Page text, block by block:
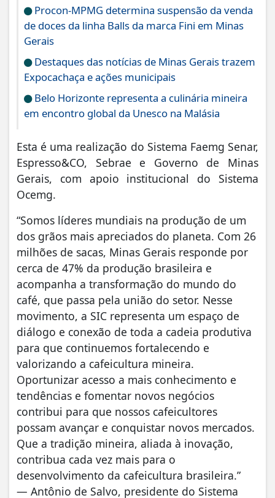
Procon-MPMG determina suspensão da venda
de doces da linha Balls da marca Fini em Minas
Gerais
Destaques das notícias de Minas Gerais trazem
Expocachaça e ações municipais
Belo Horizonte representa a culinária mineira
em encontro global da Unesco na Malásia
Esta é uma realização do Sistema Faemg Senar,
Espresso&CO, Sebrae e Governo de Minas
Gerais, com apoio institucional do Sistema
Ocemg.
“Somos líderes mundiais na produção de um
dos grãos mais apreciados do planeta. Com 26
milhões de sacas, Minas Gerais responde por
cerca de 47% da produção brasileira e
acompanha a transformação do mundo do
café, que passa pela união do setor. Nesse
movimento, a SIC representa um espaço de
diálogo e conexão de toda a cadeia produtiva
para que continuemos fortalecendo e
valorizando a cafeicultura mineira.
Oportunizar acesso a mais conhecimento e
tendências e fomentar novos negócios
contribui para que nossos cafeicultores
possam avançar e conquistar novos mercados.
Que a tradição mineira, aliada à inovação,
contribua cada vez mais para o
desenvolvimento da cafeicultura brasileira.”
— Antônio de Salvo, presidente do Sistema